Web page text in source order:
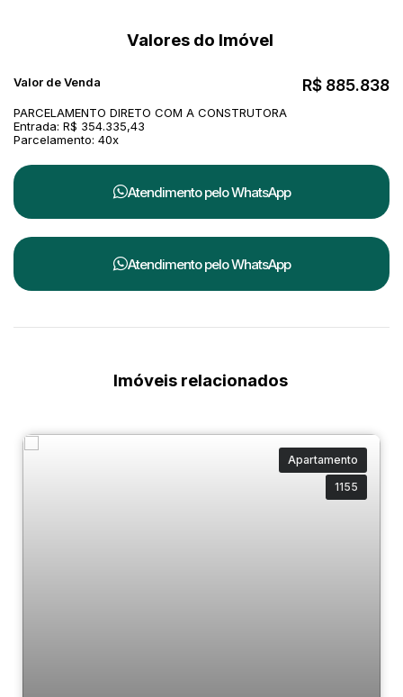
Valores do Imóvel
R$ 885.838
Valor de Venda
PARCELAMENTO DIRETO COM A CONSTRUTORA
Entrada: R$ 354.335,43
Parcelamento: 40x
Atendimento peloWhatsApp
Atendimento peloWhatsApp
Imóveis relacionados
Apartamento
1155